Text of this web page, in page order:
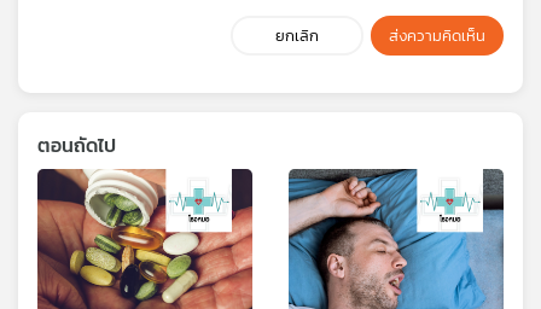
ยกเลิก ส่งความคิดเห็น
ตอนถัดไป